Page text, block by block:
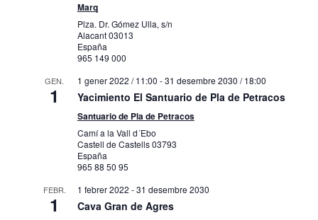
Marq
Plza. Dr. Gómez Ulla, s/n
Alacant03013
España
965 149 000
GEN.
1
1 gener 2022 / 11:00 -31 desembre 2030 / 18:00
Yacimiento El Santuario de Pla de Petracos
Santuario de Pla de Petracos
Camí a la Vall d´Ebo
Castell de Castells03793
España
965 88 50 95
FEBR.
1
1 febrer 2022 -31 desembre 2030
Cava Gran de Agres